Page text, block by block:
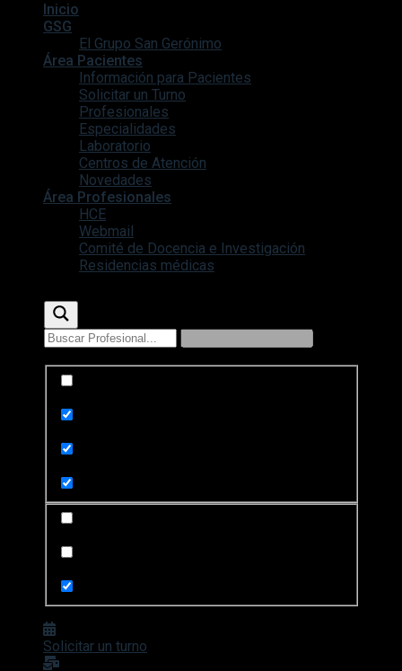
Inicio
GSG
El Grupo San Gerónimo
Área Pacientes
Información para Pacientes
Solicitar un Turno
Profesionales
Especialidades
Laboratorio
Centros de Atención
Novedades
Área Profesionales
HCE
Webmail
Comité de Docencia e Investigación
Residencias médicas
Solicitar un turno